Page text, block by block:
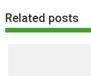
Related posts